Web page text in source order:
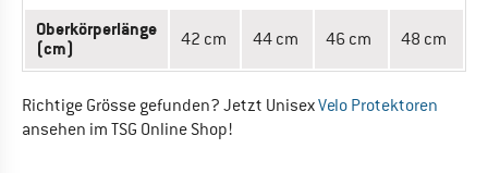
Oberkörperlänge
(cm)
42 cm 44 cm 46 cm 48 cm
Richtige Grösse gefunden? Jetzt UnisexVelo Protektoren
ansehen im TSG Online Shop!